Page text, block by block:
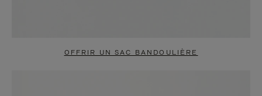
OFFRIR UN SAC BANDOULIÈRE